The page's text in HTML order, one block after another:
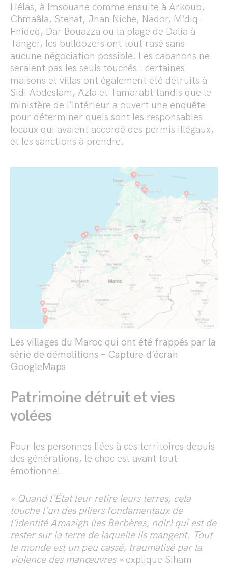
Hélas, à Imsouane comme ensuite à Arkoub,
Chmaâla, Stehat, Jnan Niche, Nador, M’diq-
Fnideq, Dar Bouazza ou la plage de Dalia à
Tanger, les bulldozers ont tout rasé sans
aucune négociation possible. Les cabanons ne
seraient pas les seuls touchés : certaines
maisons et villas ont également été détruits à
Sidi Abdeslam, Azla et Tamarabt tandis que le
ministère de l’Intérieur a ouvert une enquête
pour déterminer quels sont les responsables
locaux qui avaient accordé des permis illégaux,
et les sanctions à prendre.
Les villages du Maroc qui ont été frappés par la
série de démolitions – Capture d’écran
GoogleMaps
Patrimoine détruit et vies
volées
Pour les personnes liées à ces territoires depuis
des générations, le choc est avant tout
émotionnel.
« Quand l’État leur retire leurs terres, cela
touche l’un des piliers fondamentaux de
l’identité Amazigh (les Berbères, ndlr) qui est de
rester sur la terre de laquelle ils mangent. Tout
le monde est un peu cassé, traumatisé par la
violence des manœuvres »explique Siham